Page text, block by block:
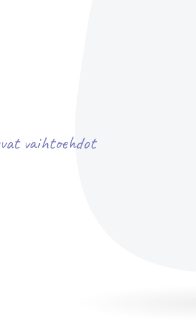
vaihtoehdot